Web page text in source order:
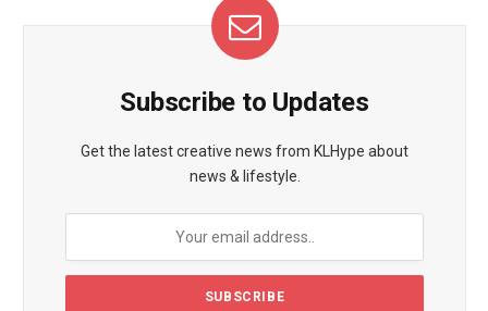
Subscribe to Updates
Get the latest creative news from KLHype about
news & lifestyle.